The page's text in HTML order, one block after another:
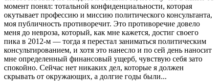
момент понял: тотальной конфиденциальности, которая
окутывает профессию и миссию политического консультанта,
моя публичность противоречит. Это противоречие довело
меня до невроза, который, как мне кажется, достиг своего
пика в 2012-м — тогда я перестал заниматься политическим
консультированием, и хотя это нанесло и по сей день наносит
мне определенный финансовый ущерб, чувствую себя зато
спокойно. Сейчас нет никаких дел, которые я должен
скрывать от окружающих, а долгие годы были...